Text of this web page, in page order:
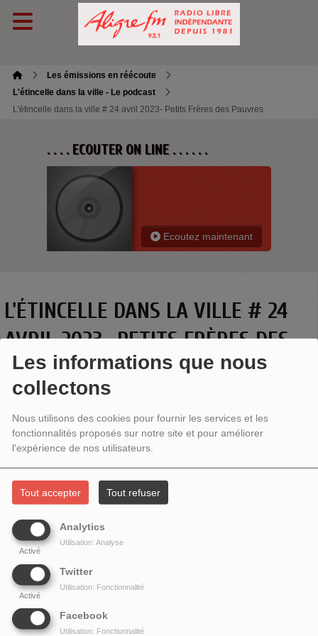
Les informations que nous
collectons
Nous utilisons des cookies pour fournir les services et les
fonctionnalités proposés sur notre site et pour améliorer
l'expérience de nos utilisateurs.
Tout accepter Tout refuser
Analytics
Activé
Utilisation: Analyse
Twitter
Activé
Utilisation: Fonctionnalité
Facebook
Utilisation: Fonctionnalité
Les émissions en réécoute
L'étincelle dans la ville - Le podcast
L'étincelle dans la ville # 24 avril 2023- Petits Frères des Pauvres
. . . . ECOUTER ON LINE . . . . . .
Ecoutez maintenant
L'ÉTINCELLE DANS LA VILLE # 24
AVRIL 2023- PETITS FRÈRES DES
PAUVRES
L'ÉTINCELLE DANS LA VILLE # 27 - PETITS FRÈRES DES
PAUVRES
Au micro de l'étincelle une rencontre lors d'un accueil en